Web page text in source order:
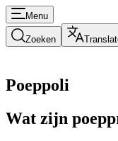
Menu
Zoeken
Poeppoli
Wat zijn